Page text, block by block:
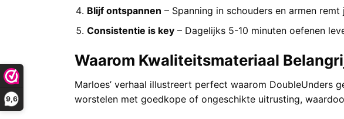
9,6
Blijf ontspannen – Spanning in schouders en armen remt
Consistentie is key– Dagelijks 5-10 minuten oefenen
Waarom Kwaliteitsmateriaal
Marloes’ verhaal illustreert perfect waarom DoubleUnders
worstelen met goedkope of ongeschikte uitrusting,